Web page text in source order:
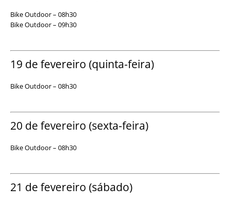
Bike Outdoor – 08h30
Bike Outdoor – 09h30
19 de fevereiro (quinta-feira)
Bike Outdoor – 08h30
20 de fevereiro (sexta-feira)
Bike Outdoor – 08h30
21 de fevereiro (sábado)